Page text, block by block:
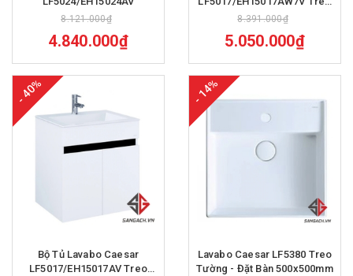
8.121.000₫
4.840.000₫
Tường 605x480mm
8.391.000₫
5.050.000₫
- 40%
Bộ Tủ Lavabo Caesar
LF5017/EH15017AV Treo
- 14%
Lavabo Caesar LF5380 Treo
Tường - Đặt Bàn 500x500mm